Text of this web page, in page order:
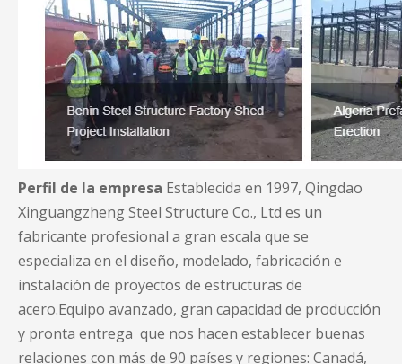
Perfil de la empresa Establecida en 1997, Qingdao
Xinguangzheng Steel Structure Co., Ltd es un
fabricante profesional a gran escala que se
especializa en el diseño, modelado, fabricación e
instalación de proyectos de estructuras de
acero.Equipo avanzado, gran capacidad de producción
y pronta entrega que nos hacen establecer buenas
relaciones con más de 90 países y regiones: Canadá,